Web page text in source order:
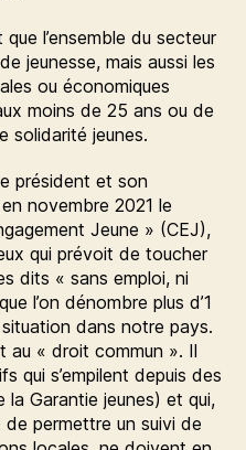
l’ensemble du secteur
jeunesse, mais aussi les
ou économiques
moins de 25 ans ou de
solidarité jeunes.
président et son
novembre 2021 le
Jeune » (CEJ),
qui prévoit de toucher
dits « sans emploi, ni
l’on dénombre plus d’1
dans notre pays.
au « droit commun ». Il
qui s’empilent depuis des
la Garantie jeunes) et qui,
de permettre un suivi de